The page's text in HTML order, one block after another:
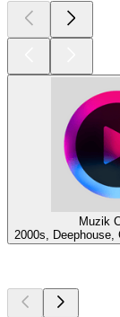
Muzik
2000s, Deephouse,